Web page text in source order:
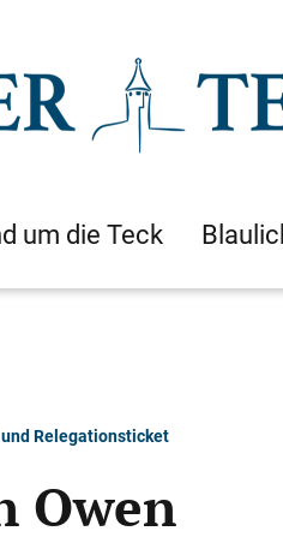
um die Teck
Relegationsticket
Owen